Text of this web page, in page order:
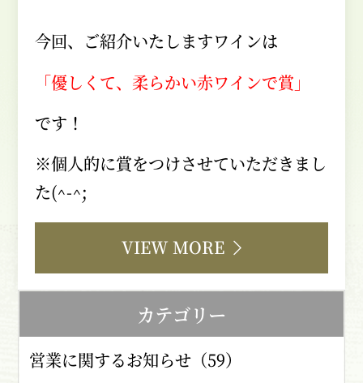
今回、ご紹介いたしますワインは
「優しくて、柔らかい赤ワインで賞」
です！
※個人的に賞をつけさせていただきまし
た(^-^;
VIEW MORE
カテゴリー
営業に関するお知らせ（59）